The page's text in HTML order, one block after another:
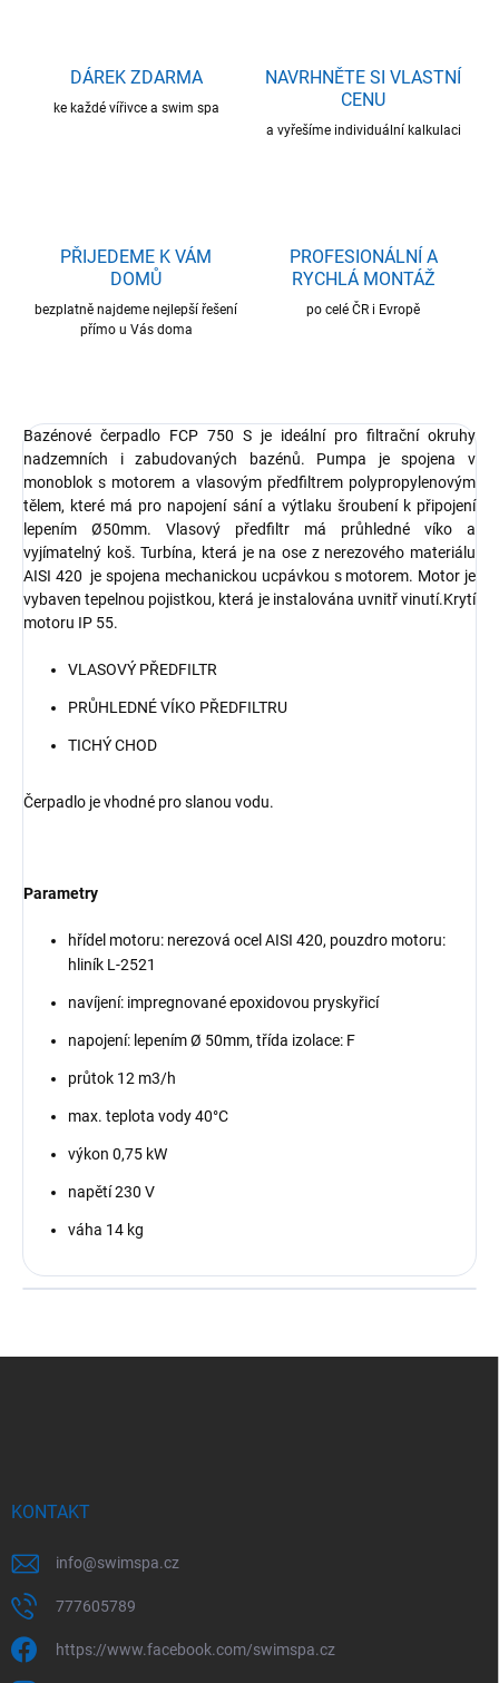
DÁREK ZDARMA
ke každé vířivce a swim spa
NAVRHNĚTE SI VLASTNÍ
CENU
a vyřešíme individuální kalkulaci
PŘIJEDEME K VÁM
DOMŮ
bezplatně najdeme nejlepší řešení
přímo u Vás doma
PROFESIONÁLNÍ A
RYCHLÁ MONTÁŽ
po celé ČR i Evropě
Bazénové čerpadlo FCP 750 S je ideální pro filtrační okruhy
nadzemních i zabudovaných bazénů. Pumpa je spojena v
monoblok s motorem a vlasovým předfiltrem polypropylenovým
tělem, které má pro napojení sání a výtlaku šroubení k připojení
lepením Ø50mm. Vlasový předfiltr má průhledné víko a
vyjímatelný koš. Turbína, která je na ose z nerezového materiálu
AISI 420 je spojena mechanickou ucpávkou s motorem. Motor je
vybaven tepelnou pojistkou, která je instalována uvnitř vinutí.Krytí
motoru IP 55.
VLASOVÝ PŘEDFILTR
PRŮHLEDNÉ VÍKO PŘEDFILTRU
TICHÝ CHOD
Čerpadlo je vhodné pro slanou vodu.
Parametry
hřídel motoru: nerezová ocel AISI 420, pouzdro motoru:
hliník L-2521
navíjení: impregnované epoxidovou pryskyřicí
napojení: lepením Ø 50mm, třída izolace: F
průtok 12 m3/h
max. teplota vody 40°C
výkon 0,75 kW
napětí 230 V
váha 14 kg
KONTAKT
info@swimspa.cz
777605789
https://www.facebook.com/swimspa.cz